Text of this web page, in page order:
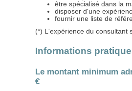
être spécialisé dans la
disposer d'une
fournir une liste de
(*) L'expérience du consultant
Informations
Le montant minimum
€